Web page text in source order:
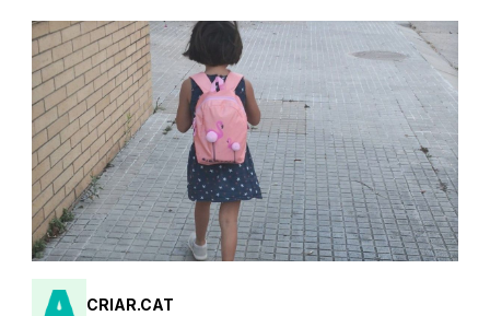
CRIAR.CAT